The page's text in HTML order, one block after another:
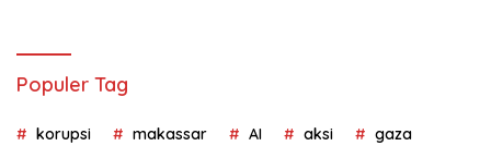
Populer Tag
korupsi makassar AI aksi gaza